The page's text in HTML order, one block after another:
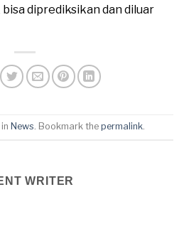
diprediksikan dan diluar
News. Bookmark the permalink.
WRITER